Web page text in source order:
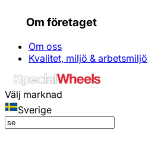
Om företaget
Om oss
Kvalitet, miljö & arbetsmiljö
Välj marknad
Sverige